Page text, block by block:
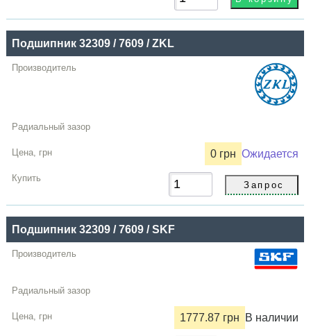
Подшипник 32309 / 7609 / ZKL
0 грн Ожидается
Подшипник 32309 / 7609 / SKF
1777.87 грн В наличии